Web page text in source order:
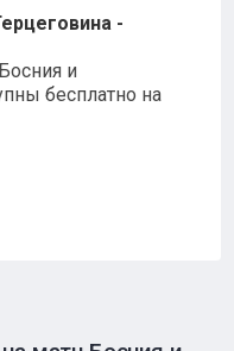
-
и
бесплатно на